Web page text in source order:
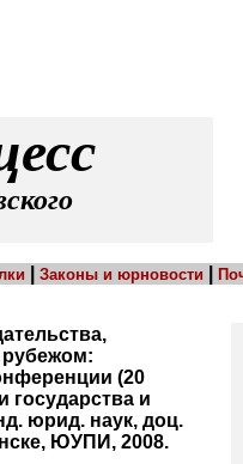
Законы и юрновости
рубежом:
(20
государства и
юрид. наук, доц.
ЮУПИ, 2008.